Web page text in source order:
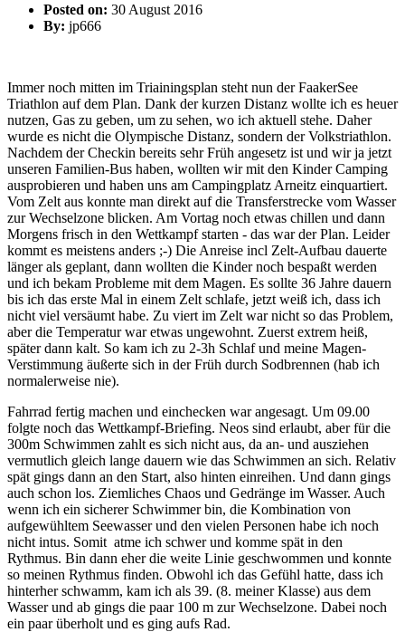
Posted on: 30 August 2016
By: jp666
Immer noch mitten im Triainingsplan steht nun der FaakerSee
Triathlon auf dem Plan. Dank der kurzen Distanz wollte ich es heuer
nutzen, Gas zu geben, um zu sehen, wo ich aktuell stehe. Daher
wurde es nicht die Olympische Distanz, sondern der Volkstriathlon.
Nachdem der Checkin bereits sehr Früh angesetz ist und wir ja jetzt
unseren Familien-Bus haben, wollten wir mit den Kinder Camping
ausprobieren und haben uns am Campingplatz Arneitz einquartiert.
Vom Zelt aus konnte man direkt auf die Transferstrecke vom Wasser
zur Wechselzone blicken. Am Vortag noch etwas chillen und dann
Morgens frisch in den Wettkampf starten - das war der Plan. Leider
kommt es meistens anders ;-) Die Anreise incl Zelt-Aufbau dauerte
länger als geplant, dann wollten die Kinder noch bespaßt werden
und ich bekam Probleme mit dem Magen. Es sollte 36 Jahre dauern
bis ich das erste Mal in einem Zelt schlafe, jetzt weiß ich, dass ich
nicht viel versäumt habe. Zu viert im Zelt war nicht so das Problem,
aber die Temperatur war etwas ungewohnt. Zuerst extrem heiß,
später dann kalt. So kam ich zu 2-3h Schlaf und meine Magen-
Verstimmung äußerte sich in der Früh durch Sodbrennen (hab ich
normalerweise nie).
Fahrrad fertig machen und einchecken war angesagt. Um 09.00
folgte noch das Wettkampf-Briefing. Neos sind erlaubt, aber für die
300m Schwimmen zahlt es sich nicht aus, da an- und ausziehen
vermutlich gleich lange dauern wie das Schwimmen an sich. Relativ
spät gings dann an den Start, also hinten einreihen. Und dann gings
auch schon los. Ziemliches Chaos und Gedränge im Wasser. Auch
wenn ich ein sicherer Schwimmer bin, die Kombination von
aufgewühltem Seewasser und den vielen Personen habe ich noch
nicht intus. Somit atme ich schwer und komme spät in den
Rythmus. Bin dann eher die weite Linie geschwommen und konnte
so meinen Rythmus finden. Obwohl ich das Gefühl hatte, dass ich
hinterher schwamm, kam ich als 39. (8. meiner Klasse) aus dem
Wasser und ab gings die paar 100 m zur Wechselzone. Dabei noch
ein paar überholt und es ging aufs Rad.